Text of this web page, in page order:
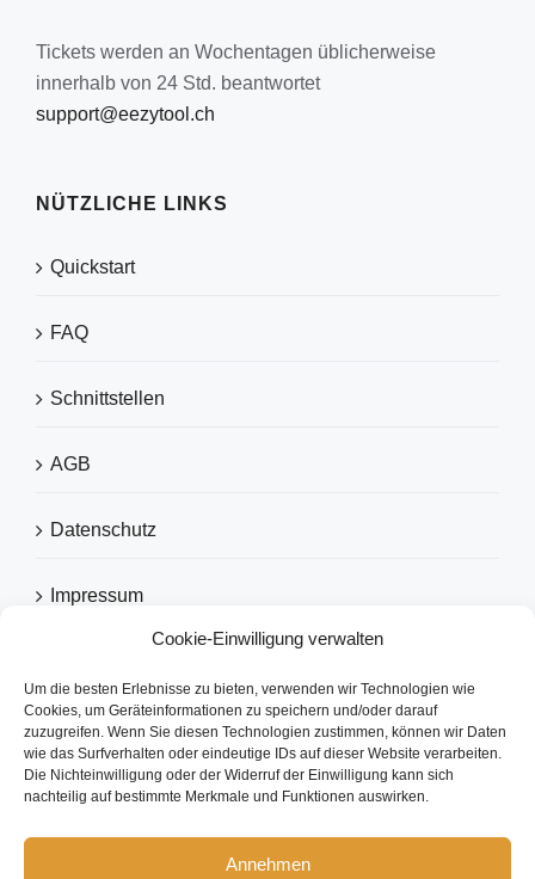
Cookie-Einwilligung verwalten
Um die besten Erlebnisse zu bieten, verwenden wir Technologien wie
Cookies, um Geräteinformationen zu speichern und/oder darauf
zuzugreifen. Wenn Sie diesen Technologien zustimmen, können wir Daten
wie das Surfverhalten oder eindeutige IDs auf dieser Website verarbeiten.
Die Nichteinwilligung oder der Widerruf der Einwilligung kann sich
nachteilig auf bestimmte Merkmale und Funktionen auswirken.
Annehmen
Tickets werden an Wochentagen üblicherweise
innerhalb von 24 Std. beantwortet
support@eezytool.ch
NÜTZLICHE LINKS
Quickstart
FAQ
Schnittstellen
AGB
Datenschutz
Impressum
EMPFOHLEN VON